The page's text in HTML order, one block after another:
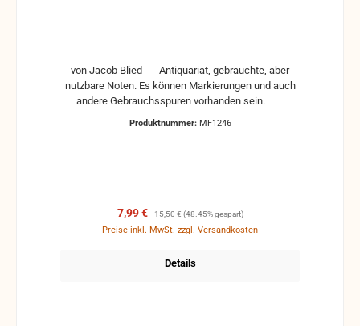
von Jacob Blied Antiquariat, gebrauchte, aber
nutzbare Noten. Es können Markierungen und auch
Produktnummer: MF1246
Verkaufspreis:
7,99 € Regulärer Preis:
15,50 € (48.45% gespart)
Preise inkl. MwSt. zzgl. Versandkosten
Details